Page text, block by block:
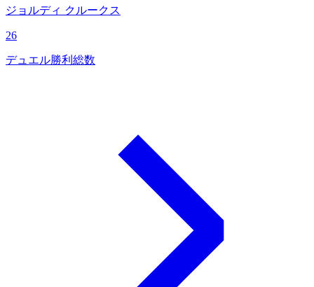
ジョルディ クルークス
26
デュエル勝利総数